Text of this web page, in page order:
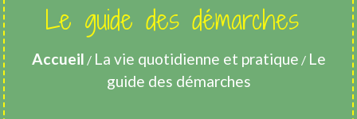
Le guide des démarches
Accueil / La vie quotidienne et pratique / Le
guide des démarches